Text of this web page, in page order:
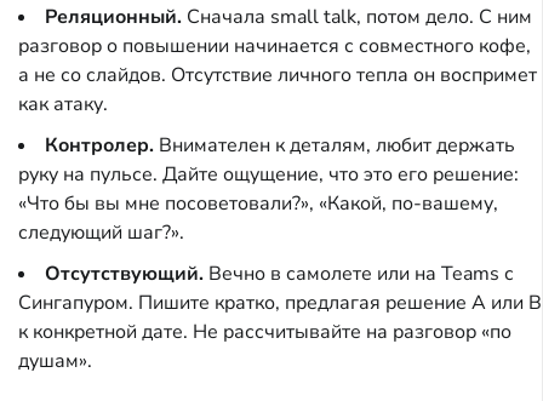
Реляционный. Сначала small talk, потом дело. С ним
разговор о повышении начинается с совместного кофе,
а не со слайдов. Отсутствие личного тепла он воспримет
как атаку.
Контролер. Внимателен к деталям, любит держать
руку на пульсе. Дайте ощущение, что это его решение:
«Что бы вы мне посоветовали?», «Какой, по-вашему,
следующий шаг?».
Отсутствующий. Вечно в самолете или на Teams с
Сингапуром. Пишите кратко, предлагая решение A или B
к конкретной дате. Не рассчитывайте на разговор «по
душам».